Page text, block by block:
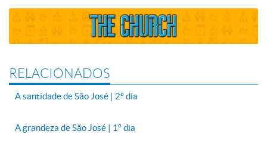
RELACIONADOS
A santidade de São José | 2º dia
A grandeza de São José | 1º dia